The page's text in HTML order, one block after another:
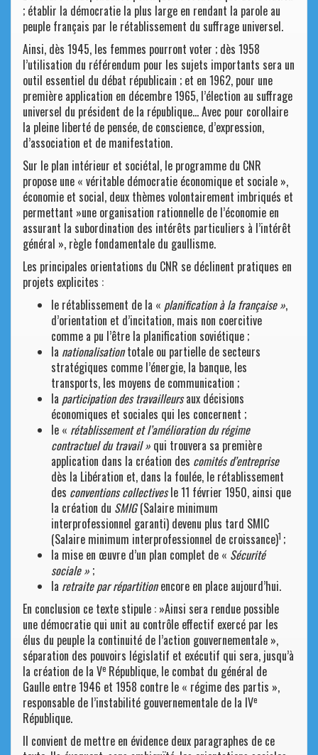
; établir la démocratie la plus large en rendant la parole au
peuple français par le rétablissement du suffrage universel.
Ainsi, dès 1945, les femmes pourront voter ; dès 1958
l’utilisation du référendum pour les sujets importants sera un
outil essentiel du débat républicain ; et en 1962, pour une
première application en décembre 1965, l’élection au suffrage
universel du président de la république… Avec pour corollaire
la pleine liberté de pensée, de conscience, d’expression,
d’association et de manifestation.
Sur le plan intérieur et sociétal, le programme du CNR
propose une « véritable démocratie économique et sociale »,
économie et social, deux thèmes volontairement imbriqués et
permettant »une organisation rationnelle de l’économie en
assurant la subordination des intérêts particuliers à l’intérêt
général », règle fondamentale du gaullisme.
Les principales orientations du CNR se déclinent pratiques en
projets explicites :
le rétablissement de la « planification à la française »,
d’orientation et d’incitation, mais non coercitive
comme a pu l’être la planification soviétique ;
la nationalisationtotale ou partielle de secteurs
stratégiques comme l’énergie, la banque, les
transports, les moyens de communication ;
la participation des travailleursaux décisions
économiques et sociales qui les concernent ;
le « rétablissement et l’amélioration du régime
contractuel du travail » qui trouvera sa première
application dans la création des comités d’entreprise
dès la Libération et, dans la foulée, le rétablissement
des conventions collectivesle 11 février 1950, ainsi que
la création du SMIG(Salaire minimum
interprofessionnel garanti) devenu plus tard SMIC
(Salaire minimum interprofessionnel de croissance)1 ;
la mise en œuvre d’un plan complet de « Sécurité
sociale » ;
la retraite par répartitionencore en place aujourd’hui.
En conclusion ce texte stipule : »Ainsi sera rendue possible
une démocratie qui unit au contrôle effectif exercé par les
élus du peuple la continuité de l’action gouvernementale »,
séparation des pouvoirs législatif et exécutif qui sera, jusqu’à
la création de la Ve République, le combat du général de
Gaulle entre 1946 et 1958 contre le « régime des partis »,
responsable de l’instabilité gouvernementale de la IVe
République.
Il convient de mettre en évidence deux paragraphes de ce